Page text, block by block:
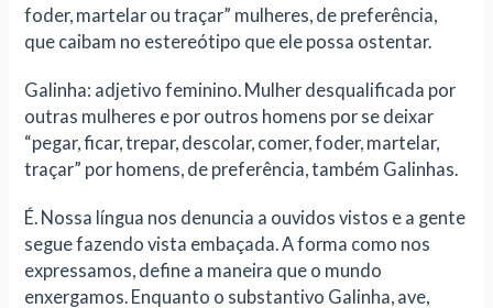
foder, martelar ou traçar” mulheres, de preferência,
que caibam no estereótipo que ele possa ostentar.
Galinha: adjetivo feminino. Mulher desqualificada por
outras mulheres e por outros homens por se deixar
“pegar, ficar, trepar, descolar, comer, foder, martelar,
traçar” por homens, de preferência, também Galinhas.
É. Nossa língua nos denuncia a ouvidos vistos e a gente
segue fazendo vista embaçada. A forma como nos
expressamos, define a maneira que o mundo
enxergamos. Enquanto o substantivo Galinha, ave,